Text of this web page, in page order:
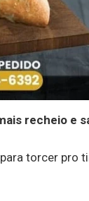
recheio e
torcer pro